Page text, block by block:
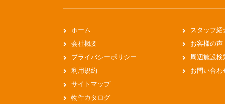
ホーム
会社概要
プライバシーポリシー
利用規約
サイトマップ
物件カタログ
スタッフ紹
お客様の声
周辺施設検
お問い合わ